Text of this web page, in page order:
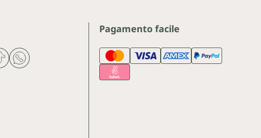
Pagamento facile